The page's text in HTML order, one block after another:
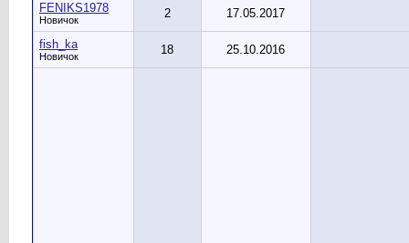
FENIKS1978
Новичок 2 17.05.2017
fish_ka
Новичок 18 25.10.2016